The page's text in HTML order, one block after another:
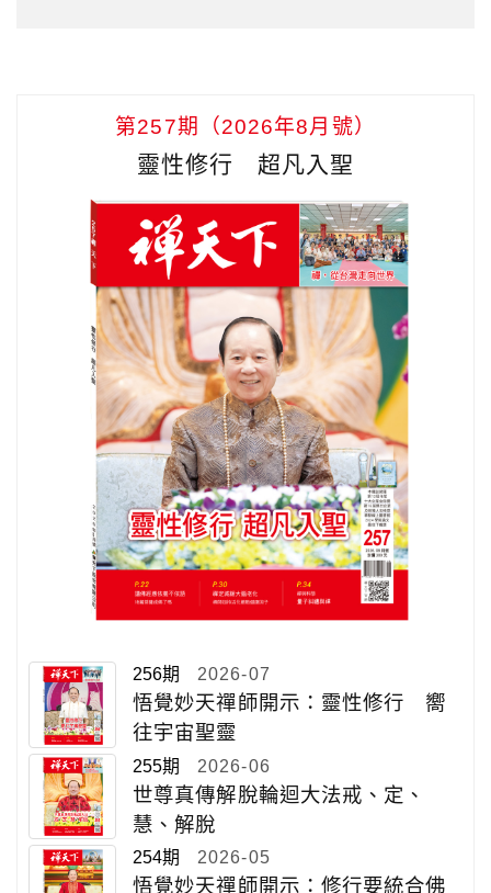
第257期（2026年8月號）
靈性修行 超凡入聖
256期 2026-07
悟覺妙天禪師開示：靈性修行 嚮
往宇宙聖靈
255期 2026-06
世尊真傳解脫輪迴大法戒、定、
慧、解脫
254期 2026-05
悟覺妙天禪師開示：修行要統合佛